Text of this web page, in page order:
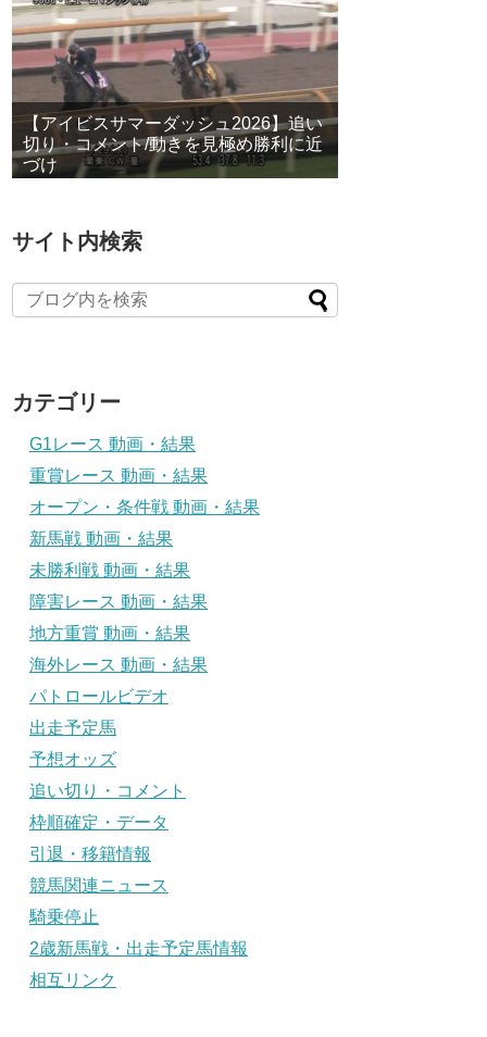
【アイビスサマーダッシュ2026】追い
切り・コメント/動きを見極め勝利に近
づけ
サイト内検索
カテゴリー
G1レース 動画・結果
重賞レース 動画・結果
オープン・条件戦 動画・結果
新馬戦 動画・結果
未勝利戦 動画・結果
障害レース 動画・結果
地方重賞 動画・結果
海外レース 動画・結果
パトロールビデオ
出走予定馬
予想オッズ
追い切り・コメント
枠順確定・データ
引退・移籍情報
競馬関連ニュース
騎乗停止
2歳新馬戦・出走予定馬情報
相互リンク